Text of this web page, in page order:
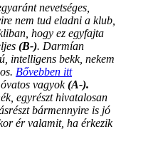
nevetséges,
nem tud eladni a klub,
hogy ez egyfajta
(B-). Darmían
intelligens bekk, nekem
Bővebben itt
óvatos vagyok(A-).
egyrészt hivatalosan
bármennyire is jó
ér valamit, ha érkezik